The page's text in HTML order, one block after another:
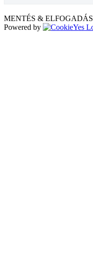
MENTÉS & ELFOGADÁS
Powered by